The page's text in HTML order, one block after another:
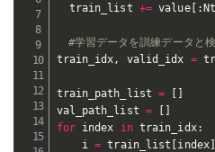
  train_list
+= value[ :
#学習データを訓練データと
train_idx, valid_idx =
train_path_list =
val_path_list =
for index in train_idx:
    i
= train_list index]